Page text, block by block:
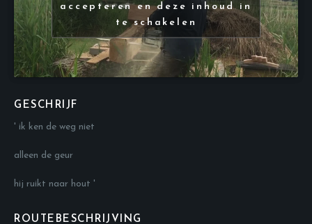
accepteren en deze inhoud in
te schakelen
GESCHRIJF
' ik ken de weg niet
alleen de geur
hij ruikt naar hout '
ROUTEBESCHRIJVING